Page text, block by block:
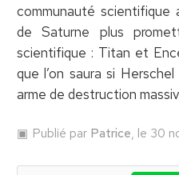
communauté scientifique
de Saturne plus
scientifique : Titan et
que l’on saura si
arme de destruction
Publié par Patrice, le 30